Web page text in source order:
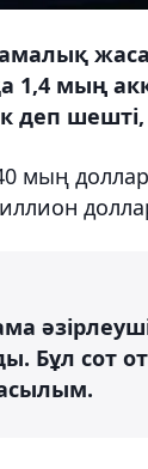
1,4 мың
деп
мың
Бұл сот